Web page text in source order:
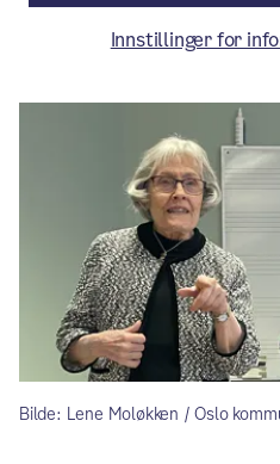
Av Kulturetaten
Bilde: Lene Moløkken / Oslo
Innstillinger for